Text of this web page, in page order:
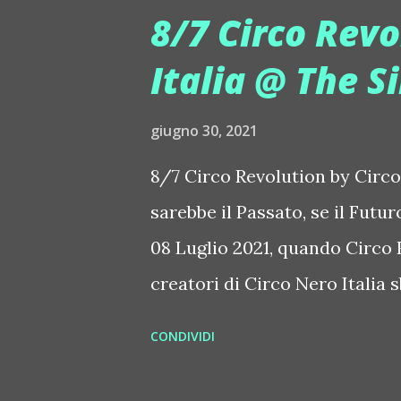
un'atmosfera anacronistica,
questo è Circo Revolution,
guidato da Duccio Cantini.
questa calda estate 2021.
8/7 Circo
Italia @ The
giugno 30, 2021
8/7 Circo Revolution by
sarebbe il Passato, se il
08 Luglio 2021, quando
creatori di Circo Nero Italia
CONDIVIDI